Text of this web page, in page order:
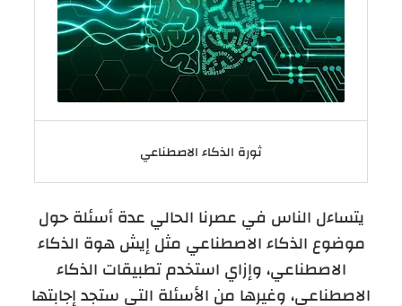
ثورة الذكاء الاصطناعي
يتساءل الناس في عصرنا الحالي عدة أسئلة حول
موضوع الذكاء الاصطناعي مثل إيش هوة الذكاء
الاصطناعي، وإزاي استخدم تطبيقات الذكاء
الاصطناعي، وغيرها من الأسئلة التي ستجد إجابتها